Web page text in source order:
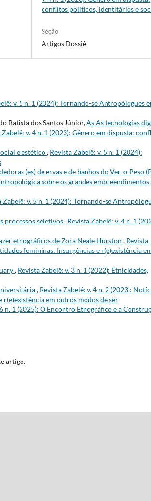
conflitos políticos, identitários e
Seção
Artigos Dossiê
v. 5 n. 1 (2024): Tornando-se Antropólogues
Batista dos Santos Júnior,As As tecnologias
Zabelê: v. 4 n. 1 (2023): Gênero em dispusta:
e estético, Revista Zabelê: v. 5 n. 1 (2024):
(es) de ervas e de banhos do Ver-o-Peso
sobre os grandes empreendimentos
Zabelê: v. 5 n. 1 (2024): Tornando-se
processos seletivos, Revista Zabelê: v. 4 n. 1
etnográficos de Zora Neale Hurston , Revista
femininas: Insurgências e r(e)existência
, Revista Zabelê: v. 3 n. 1 (2022): Etnicidades,
, Revista Zabelê: v. 4 n. 2 (2023):
r(e)existência em outros modos de ser
n. 1 (2025): O Encontro Etnográfico e a
artigo.